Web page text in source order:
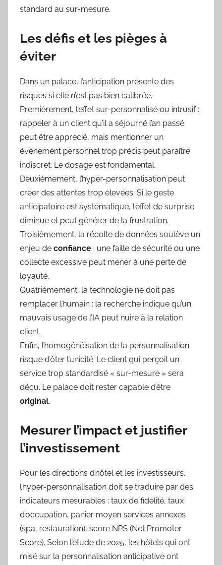
standard au sur-mesure.
Les défis et les pièges à
éviter
Dans un palace, l’anticipation présente des
risques si elle n’est pas bien calibrée.
Premièrement, l’effet sur-personnalisé ou intrusif :
rappeler à un client qu’il a séjourné l’an passé
peut être apprécié, mais mentionner un
évènement personnel trop précis peut paraître
indiscret. Le dosage est fondamental.
Deuxièmement, l’hyper-personnalisation peut
créer des attentes trop élevées. Si le geste
anticipatoire est systématique, l’effet de surprise
diminue et peut générer de la frustration.
Troisièmement, la récolte de données soulève un
enjeu de confiance : une faille de sécurité ou une
collecte excessive peut mener à une perte de
loyauté.
Quatrièmement, la technologie ne doit pas
remplacer l’humain : la recherche indique qu’un
mauvais usage de l’IA peut nuire à la relation
client.
Enfin, l’homogénéisation de la personnalisation
risque d’ôter l’unicité. Le client qui perçoit un
service trop standardisé « sur-mesure » sera
déçu. Le palace doit rester capable d’être
original.
Mesurer l’impact et justifier
l’investissement
Pour les directions d’hôtel et les investisseurs,
l’hyper-personnalisation doit se traduire par des
indicateurs mesurables : taux de fidélité, taux
d’occupation, panier moyen services annexes
(spa, restauration), score NPS (Net Promoter
Score). Selon l’étude de 2025, les hôtels qui ont
misé sur la personnalisation anticipative ont